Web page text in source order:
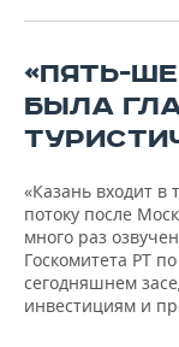
«ПЯТЬ-
БЫЛА
«Казань входит в
потоку после
много раз
Госкомитета РТ
сегодняшнем
инвестициям и